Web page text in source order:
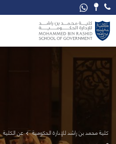
كلية محمد بن راشد للإدارة الحكومية عن الكلية